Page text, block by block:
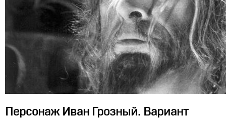
Персонаж Иван Грозный. Вариант